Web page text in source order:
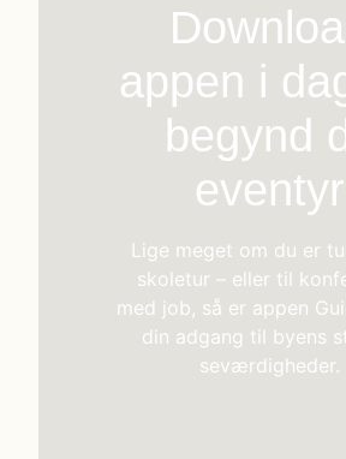
appen i
begynd
eventyr
Lige meget om du er
skoletur – eller til
med job, så er appen
din adgang til byens
seværdigheder.